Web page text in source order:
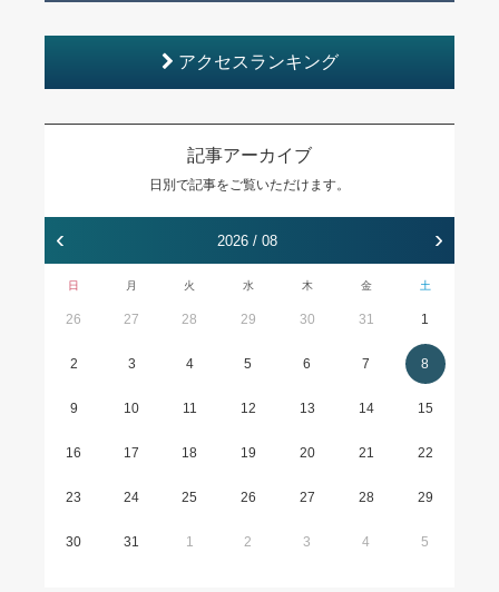
アクセスランキング
記事アーカイブ
日別で記事をご覧いただけます。
‹ 2026 / 08 ›
日 月 火 水 木 金 土
26 27 28 29 30 31 1
2 3 4 5 6 7 8
9 10 11 12 13 14 15
16 17 18 19 20 21 22
23 24 25 26 27 28 29
30 31 1 2 3 4 5